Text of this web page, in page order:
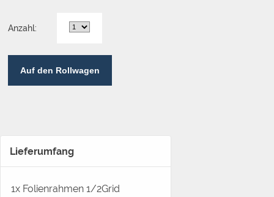
Anzahl:
Auf den Rollwagen
Lieferumfang
1x Folienrahmen 1/2Grid